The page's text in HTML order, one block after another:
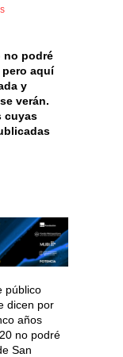
no podré
aquí
y
verán.
cuyas
público
dicen por
años
no podré
San